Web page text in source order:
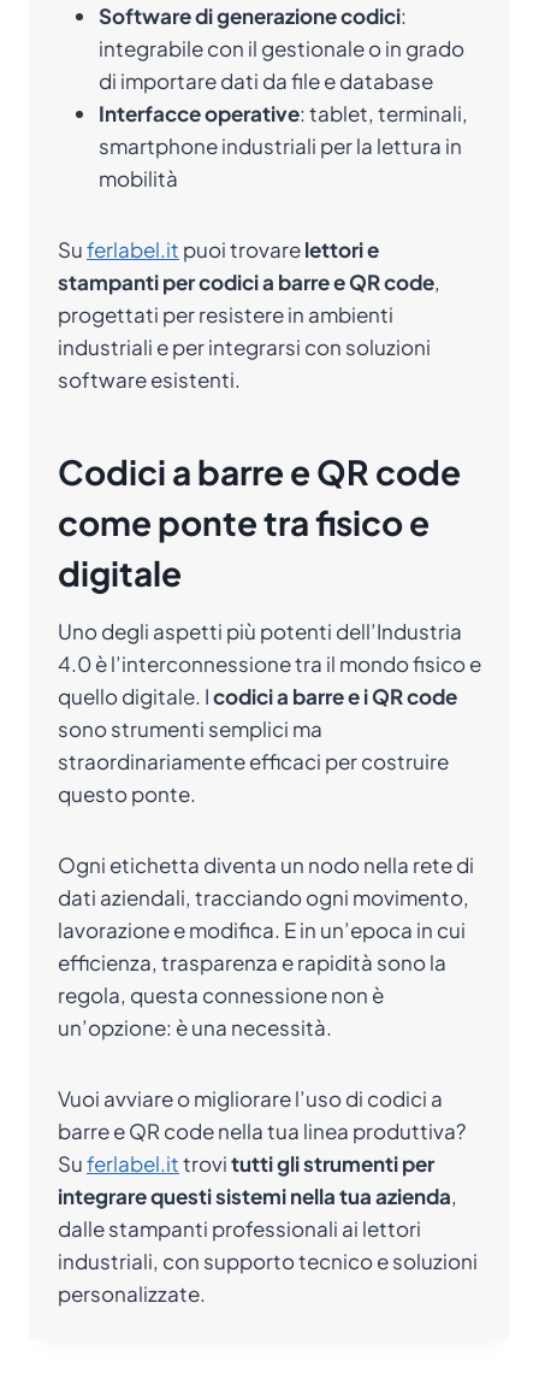
Software di generazione codici:
integrabile con il gestionale o in grado
di importare dati da file e database
Interfacce operative: tablet, terminali,
smartphone industriali per la lettura in
mobilità
Suferlabel.it puoi trovarelettori e
stampanti per codici a barre e QR code,
progettati per resistere in ambienti
industriali e per integrarsi con soluzioni
software esistenti.
Codici a barre e QR code
come ponte tra fisico e
digitale
Uno degli aspetti più potenti dell’Industria
4.0 è l’interconnessione tra il mondo fisico e
quello digitale. Icodici a barre e i QR code
sono strumenti semplici ma
straordinariamente efficaci per costruire
questo ponte.
Ogni etichetta diventa un nodo nella rete di
dati aziendali, tracciando ogni movimento,
lavorazione e modifica. E in un’epoca in cui
efficienza, trasparenza e rapidità sono la
regola, questa connessione non è
un’opzione: è una necessità.
Vuoi avviare o migliorare l’uso di codici a
barre e QR code nella tua linea produttiva?
Suferlabel.ittrovitutti gli strumenti per
integrare questi sistemi nella tua azienda,
dalle stampanti professionali ai lettori
industriali, con supporto tecnico e soluzioni
personalizzate.